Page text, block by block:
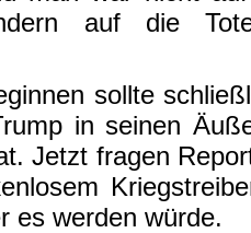
auf die
sollte
in seinen
Jetzt fragen
es werden würde.